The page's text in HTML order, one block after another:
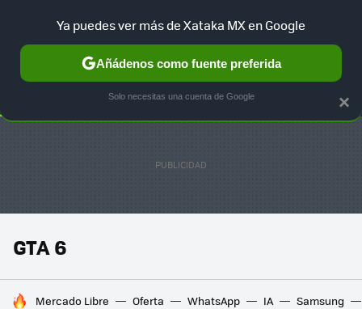
SELECCIÓN GAMING HOME AUTO TERRITORIO
GTA 6
HOY SE HABLA DE
Mercado Libre Oferta WhatsApp IA Samsung
×
Ya puedes ver más de Xataka MX en Google
Añádenos como fuente preferida
Solo necesitas una cuenta de Google